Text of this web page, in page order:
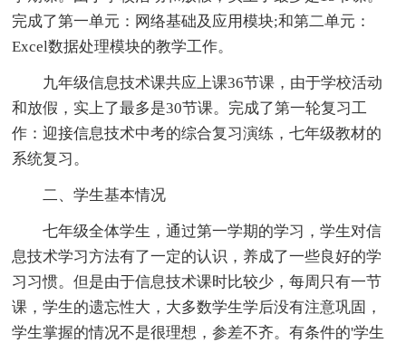
完成了第一单元：网络基础及应用模块;和第二单元：
Excel数据处理模块的教学工作。
九年级信息技术课共应上课36节课，由于学校活动
和放假，实上了最多是30节课。完成了第一轮复习工
作：迎接信息技术中考的综合复习演练，七年级教材的
系统复习。
二、学生基本情况
七年级全体学生，通过第一学期的学习，学生对信
息技术学习方法有了一定的认识，养成了一些良好的学
习习惯。但是由于信息技术课时比较少，每周只有一节
课，学生的遗忘性大，大多数学生学后没有注意巩固，
学生掌握的情况不是很理想，参差不齐。有条件的'学生